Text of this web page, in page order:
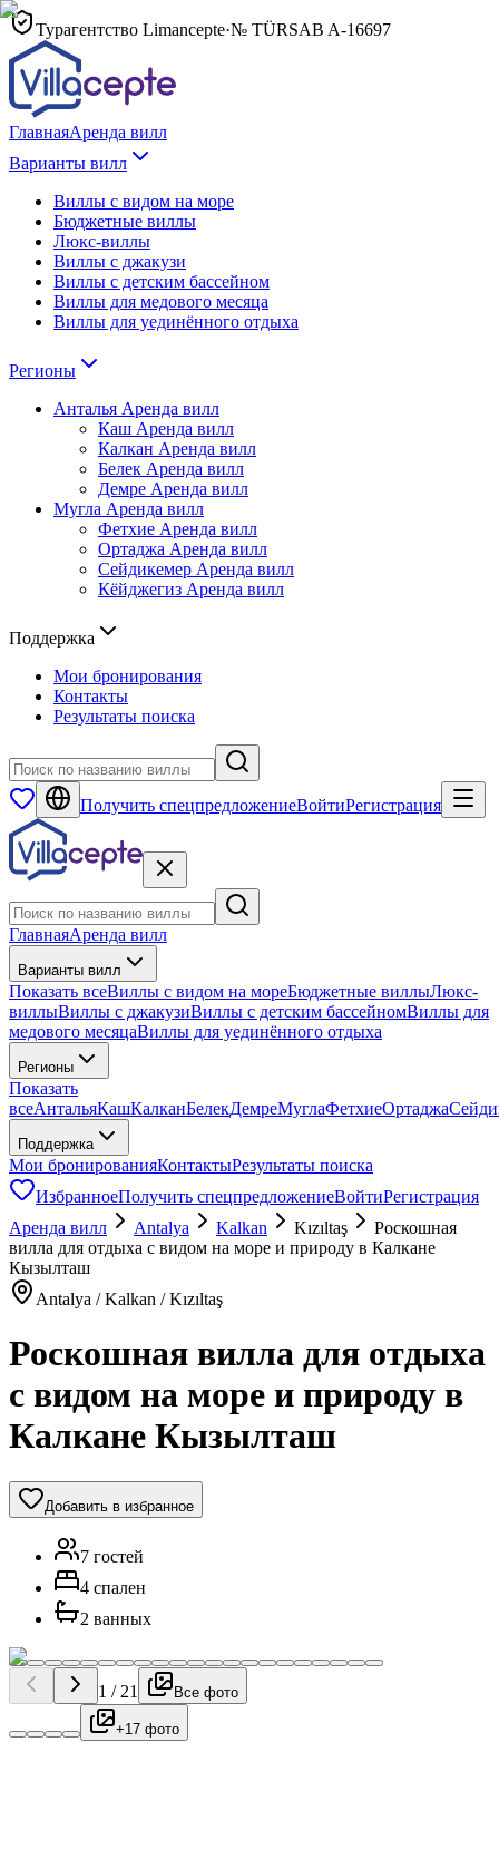
Турагентство Limancepte·№ TÜRSAB A-16697
ГлавнаяАренда вилл
Варианты вилл
Виллы с видом на море
Бюджетные виллы
Люкс-виллы
Виллы с джакузи
Виллы с детским бассейном
Виллы для медового месяца
Виллы для уединённого отдыха
Регионы
Анталья Аренда вилл
Каш Аренда вилл
Калкан Аренда вилл
Белек Аренда вилл
Демре Аренда вилл
Мугла Аренда вилл
Фетхие Аренда вилл
Ортаджа Аренда вилл
Сейдикемер Аренда вилл
Кёйджегиз Аренда вилл
Поддержка
Мои бронирования
Контакты
Результаты поиска
Получить спецпредложениеВойтиРегистрация
ГлавнаяАренда вилл
Варианты вилл
Показать всеВиллы с видом на мореБюджетные виллыЛюкс-
виллыВиллы с джакузиВиллы с детским бассейномВиллы для
медового месяцаВиллы для уединённого отдыха
Регионы
Показать
всеАнтальяКашКалканБелекДемреМуглаФетхиеОртаджа
Поддержка
Мои бронированияКонтактыРезультаты поиска
ИзбранноеПолучить спецпредложениеВойтиРегистрация
Аренда вилл
Antalya Kalkan Kızıltaş
Роскошная
вилла для отдыха с видом на море и природу в Калкане
Кызылташ
Antalya / Kalkan / Kızıltaş
Роскошная вилла для отдыха
с видом на море и природу в
Калкане Кызылташ
Добавить в избранное
7 гостей
4 спален
2 ванных
1 / 21 Все фото
+17 фото